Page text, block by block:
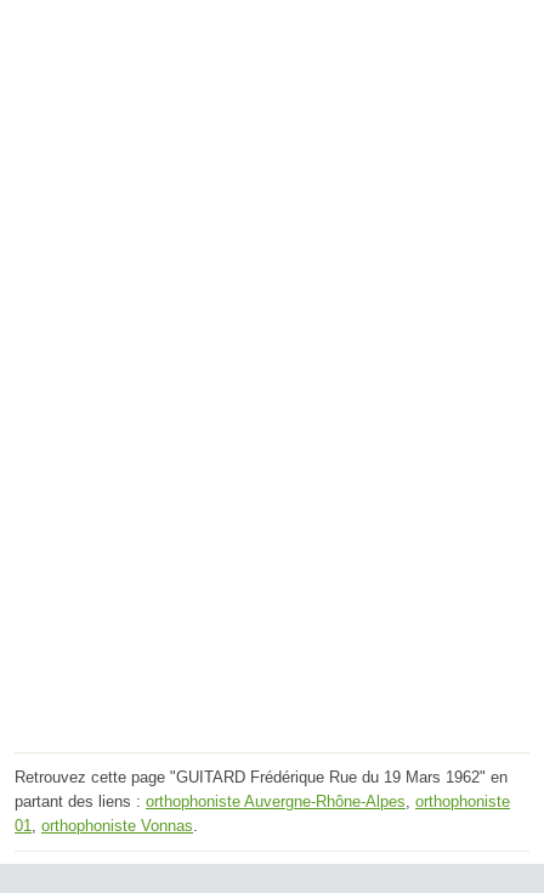
Retrouvez cette page "GUITARD Frédérique Rue du 19 Mars 1962" en
partant des liens : orthophoniste Auvergne-Rhône-Alpes orthophoniste
01
orthophoniste Vonnas